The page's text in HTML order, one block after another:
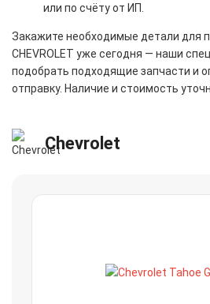
или по счёту от ИП.
Закажите необходимые детали для
CHEVROLET уже сегодня — наши
подобрать подходящие запчасти и
отправку. Наличие и стоимость
Chevrolet